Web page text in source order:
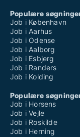
Populære
Job i København
Job i Aarhus
Job i Odense
Job i Aalborg
Job i Esbjerg
Job i Randers
Job i Kolding
Populære
Job i Horsens
Job i Vejle
Job i Roskilde
Job i Herning